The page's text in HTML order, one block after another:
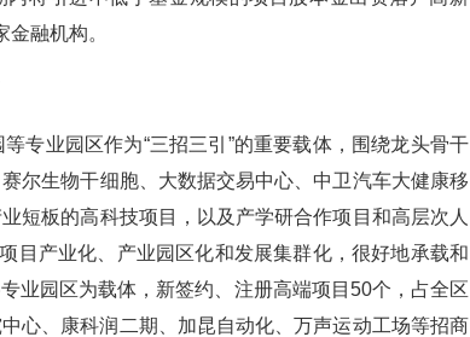
融机构。
业园区作为“三招三引”的重要载体，围绕龙头骨干
尔生物干细胞、大数据交易中心、中卫汽车大健康移
短板的高科技项目，以及产学研合作项目和高层次人
目产业化、产业园区化和发展集群化，很好地承载和
业园区为载体，新签约、注册高端项目50个，占全区
心、康科润二期、加昆自动化、万声运动工场等招商